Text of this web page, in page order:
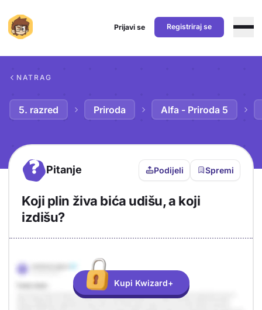
Prijavi se Registriraj se
NATRAG
5. razred Priroda Alfa - Priroda 5
? Pitanje Podijeli Spremi
Koji plin živa bića udišu, a koji
izdišu?
Odgovor
Objašnjenje
Kupi Kwizard+